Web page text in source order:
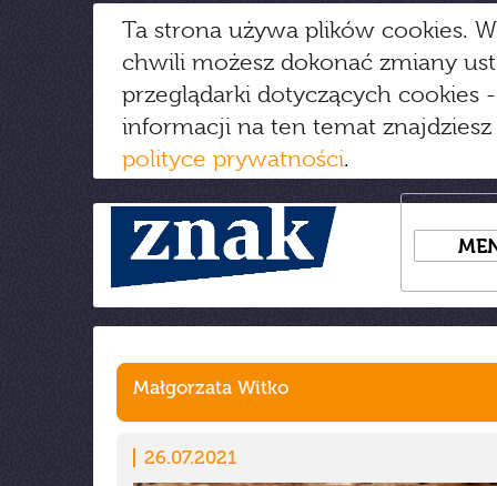
Ta strona używa plików cookies.
chwili możesz dokonać zmiany
przeglądarki dotyczących cookies
informacji na ten temat
polityce prywatności.
Małgorzata Witko
26.07.2021